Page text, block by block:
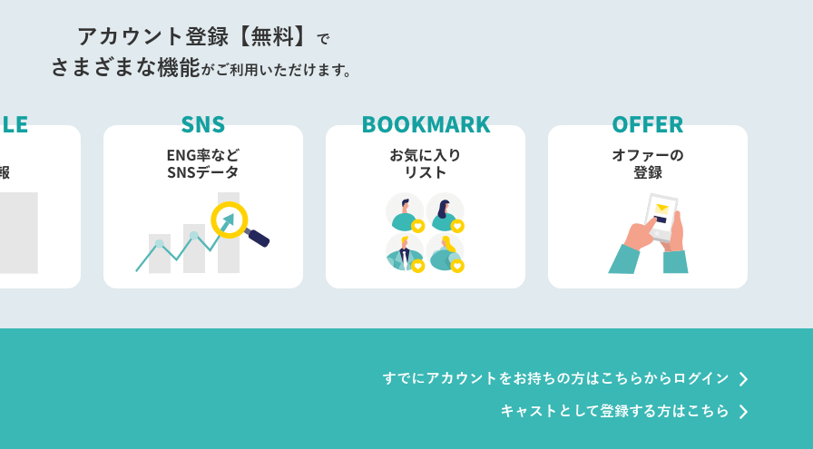
アカウント登録【無料】 で
さまざまな機能がご利用いただけます。
すでにアカウントをお持ちの方はこちらからログイン
キャストとして登録する方はこちら